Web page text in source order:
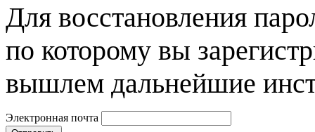
Для восстановления
по которому вы
вышлем дальнейшие
Электронная почта